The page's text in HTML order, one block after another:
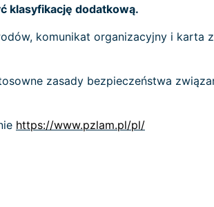
klasyfikację dodatkową.
komunikat organizacyjny i karta
zasady bezpieczeństwa
https://www.pzlam.pl/pl/